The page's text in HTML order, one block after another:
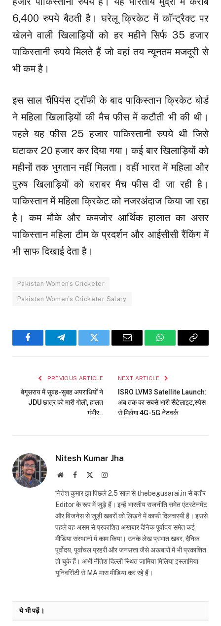
6,400 रुपये बैठती है। घरेलू क्रिकेट में कॉन्ट्रैक्ट पर
खेलने वाली खिलाड़ियों को हर महीने सिर्फ 35 हजार
पाकिस्तानी रुपये मिलते हैं जो वहां तय न्यूनतम मजदूरी से
भी कम है।
इस साल चैंपियंस ट्रॉफी के बाद पाकिस्तान क्रिकेट बोर्ड
ने महिला खिलाड़ियों की मैच फीस में कटौती भी की थी।
पहले यह फीस 25 हजार पाकिस्तानी रुपये थी जिसे
घटाकर 20 हजार कर दिया गया। कई बार खिलाड़ियों को
महीनों तक भुगतान नहीं मिलता। वहीं भारत में महिला और
पुरुष खिलाड़ियों को बराबर मैच फीस दी जा रही है।
पाकिस्तान में महिला क्रिकेट को नजरअंदाज किया जा रहा
है। कम मौके और कमजोर आर्थिक हालात का असर
पाकिस्तान महिला टीम के प्रदर्शन और आईसीसी रैंकिंग में
भी साफ दिखाई देता है।
Pakistan Women's Cricketer
Pakistan Women's Cricketer Salary
FacebookTelegramTwitter Email WhatsAppCopy
PREVIOUS ARTICLE
बेगूसराय में सुबह-सुबह अपराधियों ने
JDU छात्र को मारी गोली, हालत
गंभीर..
NEXT ARTICLE
ISRO LVM3 Satellite Launch:
अब तक का सबसे भारी सैटेलाइट,स्पेस
से मिलेगा 4G-5G नेटवर्क
Nitesh Kumar Jha
WebsiteFacebook Instagram
नितेश कुमार झा पिछले 2.5 साल से thebegusarai.in से बतौर
Editor के रूप में जुड़े हैं। इन्हें भारतीय राजनीति समेत एंटरटेनमेंट
और बिजनेस से जुड़ी खबरों को लिखने में काफी दिलचस्पी है। इससे
पहले वह असम से प्रकाशित अखबार दैनिक पूर्वोदय समेत कई
मीडिया संस्थानों में काम किया। उनके लेख प्रभात खबर, दैनिक
पूर्वोदय, पूर्वांचल प्रहरी और जनसत्ता जैसे अखबारों में भी प्रकाशित
हो चुके हैं। अभी नीतेश दिल्ली स्थित जामिया मिलिया इस्लामिया
यूनिवर्सिटी से MA मास मीडिया कर रहे हैं।
ये भी पढ़ें।